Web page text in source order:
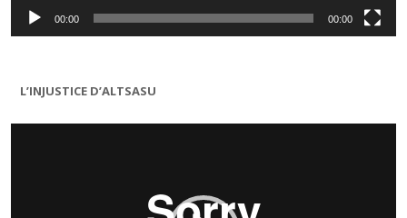
00:00 00:00
L’INJUSTICE D’ALTSASU
Lecteur